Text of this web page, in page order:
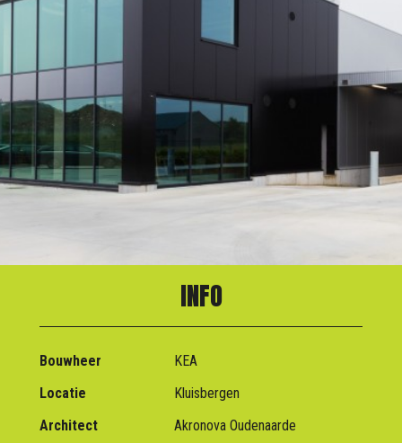
INFO
Bouwheer
KEA
Locatie
Kluisbergen
Architect
Akronova Oudenaarde